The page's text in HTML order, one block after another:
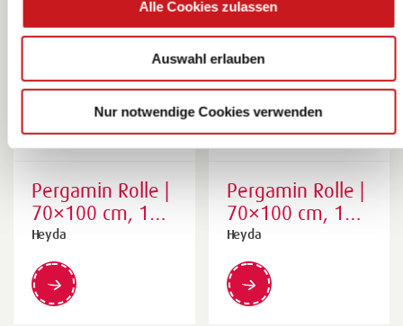
Alle Cookies zulassen
Auswahl erlauben
Nur notwendige Cookies verwenden
Pergamin Rolle |
70×100 cm, 100
cm, 42 g/m²,
hellgrün
Heyda
Pergamin Rolle |
70×100 cm, 100
cm, 42 g/m²,
dunkelgrün
Heyda